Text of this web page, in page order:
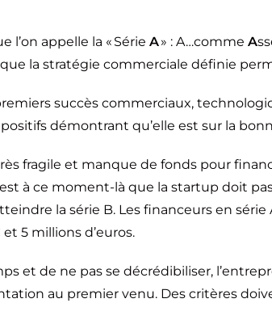
l’on appelle la « Série A» : A…comme A
la stratégie commerciale définie
succès commerciaux,
démontrant qu’elle est sur la
fragile et manque de fonds pour
à ce moment-là que la startup doit
la série B. Les financeurs en
5 millions d’euros.
et de ne pas se décrédibiliser,
au premier venu. Des critères